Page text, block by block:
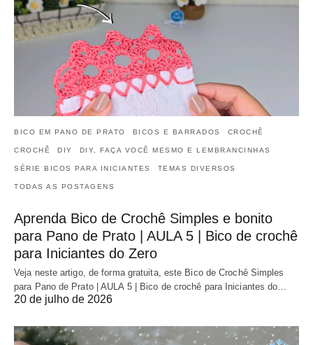
BICO EM PANO DE PRATO BICOS E BARRADOS CROCHÊ
CROCHÊ DIY DIY, FAÇA VOCÊ MESMO E LEMBRANCINHAS
SÉRIE BICOS PARA INICIANTES TEMAS DIVERSOS
TODAS AS POSTAGENS
Aprenda Bico de Crochê Simples e bonito
para Pano de Prato | AULA 5 | Bico de crochê
para Iniciantes do Zero
Veja neste artigo, de forma gratuita, este Bico de Crochê Simples
para Pano de Prato | AULA 5 | Bico de crochê para Iniciantes do…
20 de julho de 2026